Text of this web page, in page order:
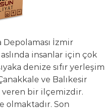
Depolaması İzmir
aslında insanlar için çok
denize sıfır yerleşim
ve Balıkesir
bir ilçemizdir.
olmaktadır. Son